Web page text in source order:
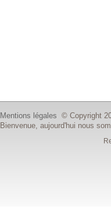
Mentions légales © Copyright
Bienvenue, aujourd'hui nous